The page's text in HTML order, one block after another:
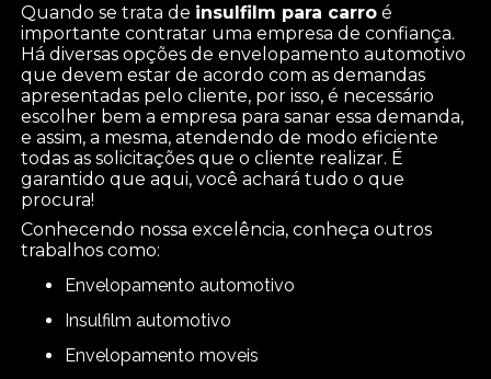
Quando se trata de insulfilm para carro é
importante contratar uma empresa de confiança.
Há diversas opções de envelopamento automotivo
que devem estar de acordo com as demandas
apresentadas pelo cliente, por isso, é necessário
escolher bem a empresa para sanar essa demanda,
e assim, a mesma, atendendo de modo eficiente
todas as solicitações que o cliente realizar. É
garantido que aqui, você achará tudo o que
procura!
Conhecendo nossa excelência, conheça outros
trabalhos como:
envelopamento automotivo
insulfilm automotivo
envelopamento moveis